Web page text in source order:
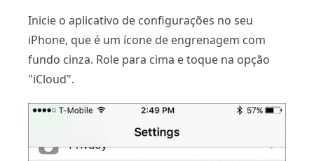
Inicie o aplicativo de configurações no seu
iPhone, que é um ícone de engrenagem com
fundo cinza. Role para cima e toque na opção
"iCloud".